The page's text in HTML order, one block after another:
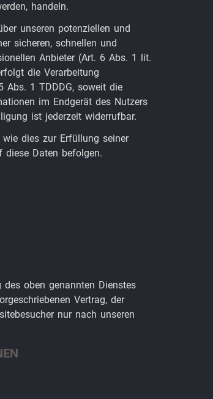
handeln.
unseren potenziellen und
sicheren, schnellen und
Anbieter (Art. 6 Abs. 1 lit.
die Verarbeitung
1 TDDDG, soweit die
im Endgerät des Nutzers
ist jederzeit widerrufbar.
dies zur Erfüllung seiner
diese Daten befolgen.
oben genannten Dienstes
Vertrag, der
nur nach unseren